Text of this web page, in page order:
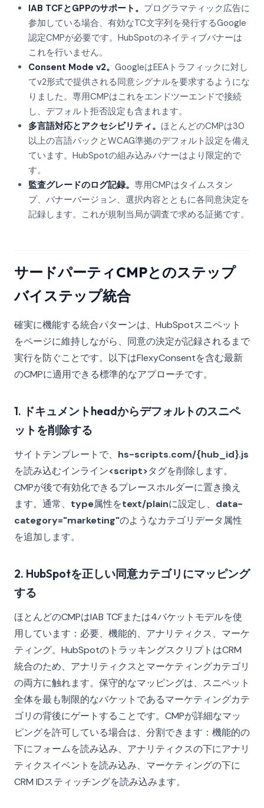
IAB TCFとGPPのサポート。 プログラマティック広告に
参加している場合、有効なTC文字列を発行するGoogle
認定CMPが必要です。HubSpotのネイティブバナーは
これを行いません。
Consent Mode v2。 GoogleはEEAトラフィックに対し
てv2形式で提供される同意シグナルを要求するようにな
りました。専用CMPはこれをエンドツーエンドで接続
し、デフォルト拒否設定も含まれます。
多言語対応とアクセシビリティ。 ほとんどのCMPは30
以上の言語パックとWCAG準拠のデフォルト設定を備え
ています。HubSpotの組み込みバナーはより限定的で
す。
監査グレードのログ記録。 専用CMPはタイムスタン
プ、バナーバージョン、選択内容とともに各同意決定を
記録します。これが規制当局が調査で求める証拠です。
サードパーティCMPとのステップ
バイステップ統合
確実に機能する統合パターンは、HubSpotスニペット
をページに維持しながら、同意の決定が記録されるまで
実行を防ぐことです。以下はFlexyConsentを含む最新
のCMPに適用できる標準的なアプローチです。
1. ドキュメントheadからデフォルトのスニペ
ットを削除する
サイトテンプレートで、 hs-scripts.com/{hub_id}.js
を読み込むインライン<script>タグを削除します。
CMPが後で有効化できるプレースホルダーに置き換え
ます。通常、 type属性をtext/plainに設定し、 data-
category="marketing"のようなカテゴリデータ属性
を追加します。
2. HubSpotを正しい同意カテゴリにマッピング
する
ほとんどのCMPはIAB TCFまたは4バケットモデルを使
用しています：必要、機能的、アナリティクス、マーケ
ティング。HubSpotのトラッキングスクリプトはCRM
統合のため、アナリティクスとマーケティングカテゴリ
の両方に触れます。保守的なマッピングは、スニペット
全体を最も制限的なバケットであるマーケティングカテ
ゴリの背後にゲートすることです。CMPが詳細なマッ
ピングを許可している場合は、分割できます：機能的の
下にフォームを読み込み、アナリティクスの下にアナリ
ティクスイベントを読み込み、マーケティングの下に
CRM IDスティッチングを読み込みます。